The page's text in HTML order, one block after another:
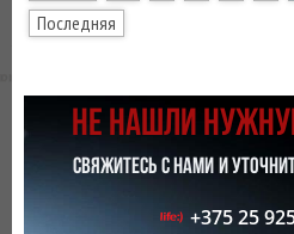
Последняя
НЕ НАШЛИ
СВЯЖИТЕСЬ С НАМИ И
+375 25